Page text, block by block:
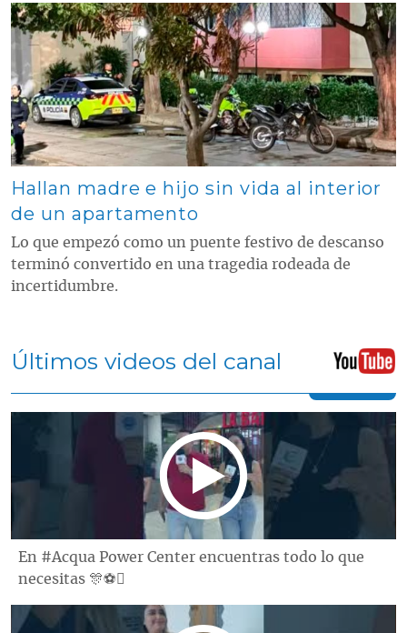
Contenido multimedia principal
Hallan madre e hijo sin vida al interior
de un apartamento
Lo que empezó como un puente festivo de descanso
terminó convertido en una tragedia rodeada de
incertidumbre.
Últimos videos del canal
En #Acqua Power Center encuentras todo lo que
necesitas 🎊⚽️